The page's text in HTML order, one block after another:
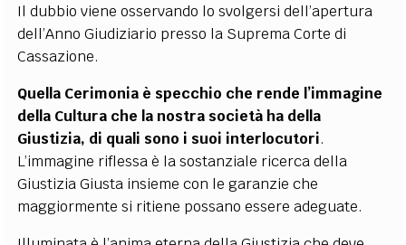
Il dubbio viene osservando lo svolgersi dell’apertura
dell’Anno Giudiziario presso la Suprema Corte di
Cassazione.
Quella Cerimonia è specchio che rende l’immagine
della Cultura che la nostra società ha della
Giustizia, di quali sono i suoi interlocutori.
L’immagine riflessa è la sostanziale ricerca della
Giustizia Giusta insieme con le garanzie che
maggiormente si ritiene possano essere adeguate.